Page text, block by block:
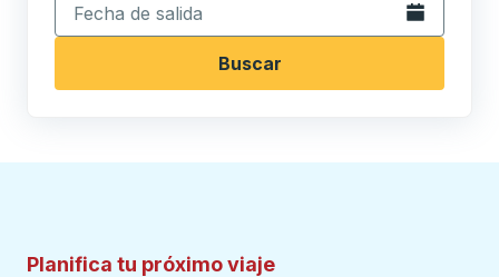
Abra el
Buscar
Planifica tu próximo viaje